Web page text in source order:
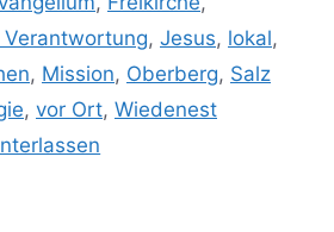
, Jesus, lokal,
, Mission, Oberberg, Salz
, vor Ort, Wiedenest